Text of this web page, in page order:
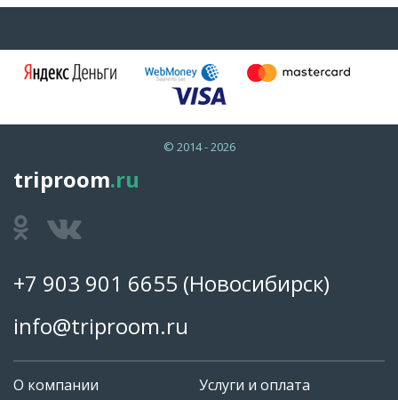
© 2014 - 2026
triproom.ru
+7 903 901 6655 (Новосибирск)
info@triproom.ru
О компании Услуги и оплата